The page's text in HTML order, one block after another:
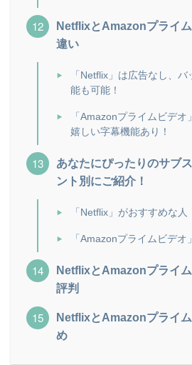
NetflixとAmazonプライ
違い
「Netflix」は広告なし、
能も可能！
「Amazonプライムビデ
嬉しい字幕機能あり！
あなたにぴったりのサブ
ント別にご紹介！
「Netflix」がおすすめな人
「Amazonプライムビデオ
NetflixとAmazonプライ
評判
NetflixとAmazonプライ
め